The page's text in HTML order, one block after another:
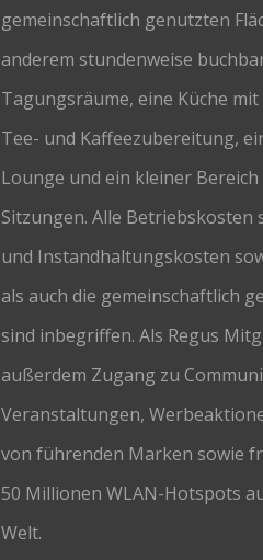
gemeinschaftlich genutzten
anderem stundenweise
Tagungsräume, eine Küche
Tee- und Kaffeezubereitung,
Lounge und ein kleiner
Sitzungen. Alle Betriebskosten
und Instandhaltungskosten
als auch die gemeinschaftlich
sind inbegriffen. Als Regus
außerdem Zugang zu
Veranstaltungen,
von führenden Marken sowie
50 Millionen WLAN-Hotspots
Welt.